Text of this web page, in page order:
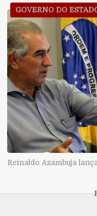
GOVERNO DO
Reinaldo Azambuja